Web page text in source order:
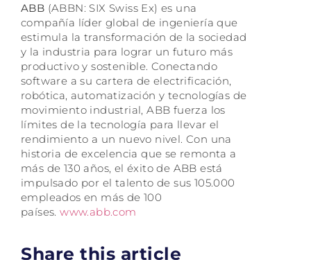
ABB (ABBN: SIX Swiss Ex) es una
compañía líder global de ingeniería que
estimula la transformación de la sociedad
y la industria para lograr un futuro más
productivo y sostenible. Conectando
software a su cartera de electrificación,
robótica, automatización y tecnologías de
movimiento industrial, ABB fuerza los
límites de la tecnología para llevar el
rendimiento a un nuevo nivel. Con una
historia de excelencia que se remonta a
más de 130 años, el éxito de ABB está
impulsado por el talento de sus 105.000
empleados en más de 100
países.www.abb.com
Share this article